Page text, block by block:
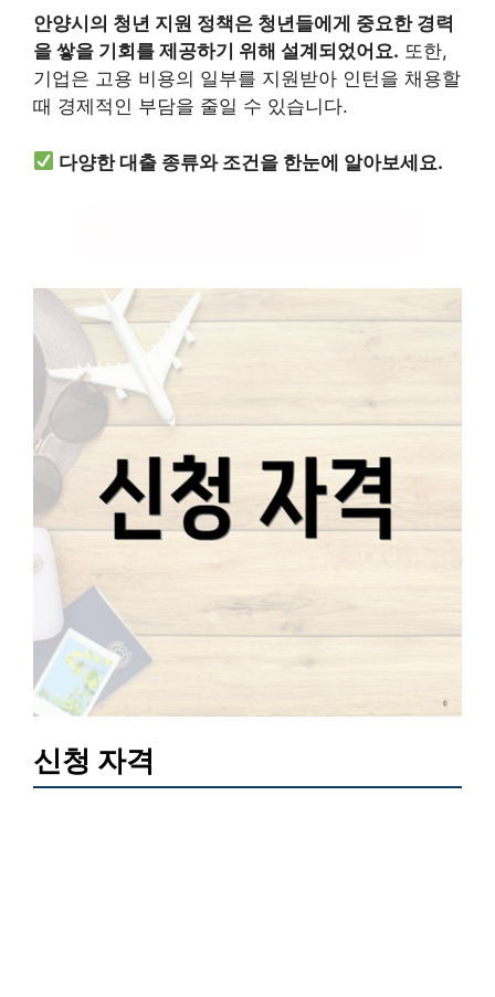
안양시의 청년 지원 정책은 청년들에게 중요한 경력
을 쌓을 기회를 제공하기 위해 설계되었어요. 또한,
기업은 고용 비용의 일부를 지원받아 인턴을 채용할
때 경제적인 부담을 줄일 수 있습니다.
다양한 대출 종류와 조건을 한눈에 알아보세요.
신청 자격